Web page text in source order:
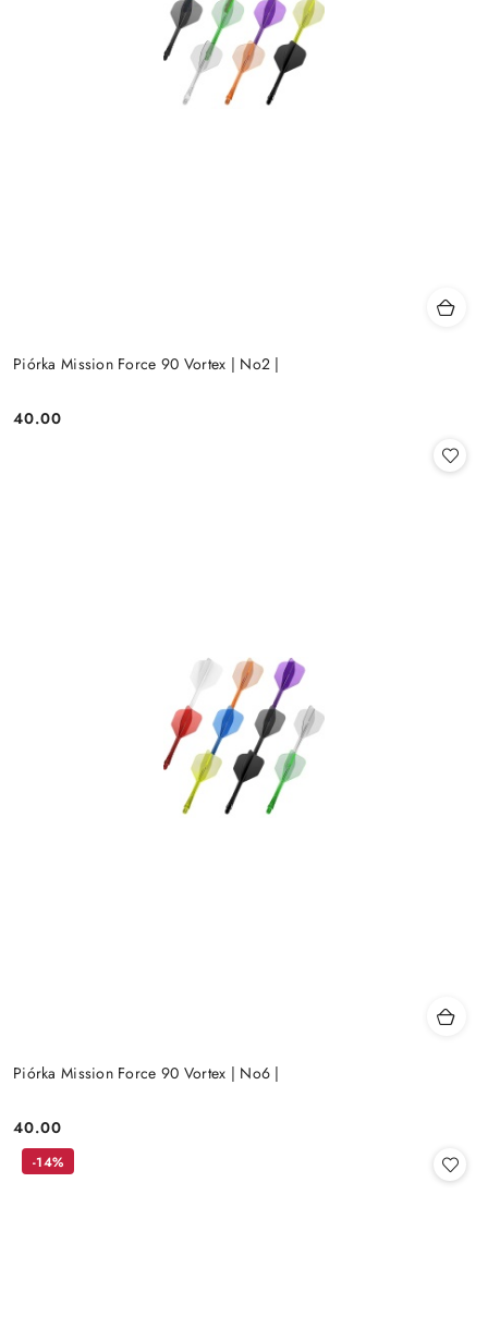
Piórka Mission Force 90 Vortex | No2 |
Cena:
40.00
Piórka Mission Force 90 Vortex | No6 |
Cena:
40.00
-14%